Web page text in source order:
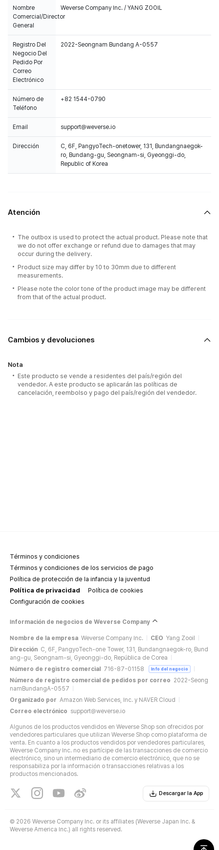
Nombre
Comercial/Director
General
Weverse Company Inc. / YANG ZOOIL
Registro Del
Negocio Del
Pedido Por
Correo
Electrónico
2022-Seongnam Bundang A-0557
Número de
Teléfono
+82 1544-0790
Email support@weverse.io
Dirección
C, 6F, PangyoTech-onetower, 131, Bundangnaegok-
ro, Bundang-gu, Seongnam-si, Gyeonggi-do,
Republic of Korea
Atención
The outbox is used to protect the actual product. Please note that
we do not offer exchange or refund due to damages that may
occur during the delivery.
Product size may differ by 10 to 30mm due to different
measurements.
Please note the color tone of the product image may be different
from that of the actual product.
Cambios y devoluciones
Nota
Este producto se vende a residentes del país/región del
vendedor. A este producto se aplicarán las políticas de
cancelación, reembolso y pago del país/región del vendedor.
Términos y condiciones
Términos y condiciones de los servicios de pago
Política de protección de la infancia y la juventud
Política de privacidad
Política de cookies
Configuración de cookies
Información de negocios de Weverse Company
Nombre de la empresa Weverse Company Inc. CEO Yang Zooil
Dirección C, 6F, PangyoTech-one Tower, 131, Bundangnaegok-ro, Bund
ang-gu, Seongnam-si, Gyeonggi-do, República de Corea
Número de registro comercial
716-87-01158 Info del negocio
Número de registro comercial de pedidos por correo 2022-Seong
namBundangA-0557
Organizado por Amazon Web Services, Inc. y NAVER Cloud
Correo electrónico support@weverse.io
Algunos de los productos vendidos en Weverse Shop son ofrecidos por
vendedores particulares que utilizan Weverse Shop como plataforma de
venta. En cuanto a los productos vendidos por vendedores particulares,
Weverse Company Inc. no es partícipe de las transacciones de comercio
electrónico, sino un intermediario de comercio electrónico, que no se
responsabiliza por la información o transacciones relativas a los
productos mencionados.
Descargar la App
© 2026 Weverse Company Inc. or its affiliates (Weverse Japan Inc. &
Weverse America Inc.) all rights reserved.